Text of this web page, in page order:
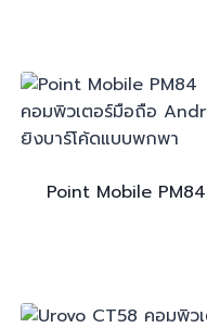
Point Mobile PM84